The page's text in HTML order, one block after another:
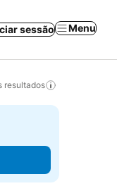
sessão Menu
resultados